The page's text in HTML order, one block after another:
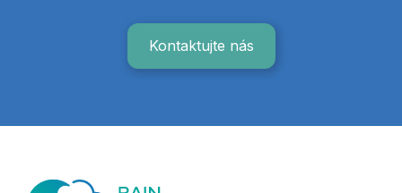
Kontaktujte nás